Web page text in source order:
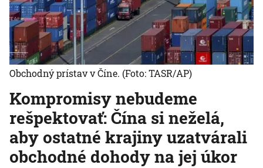
Kompromisy nebudeme
rešpektovať: Čína si neželá,
aby ostatné krajiny uzatvárali
obchodné dohody na jej úkor
Obchodný prístav v Číne. (Foto: TASR/AP)